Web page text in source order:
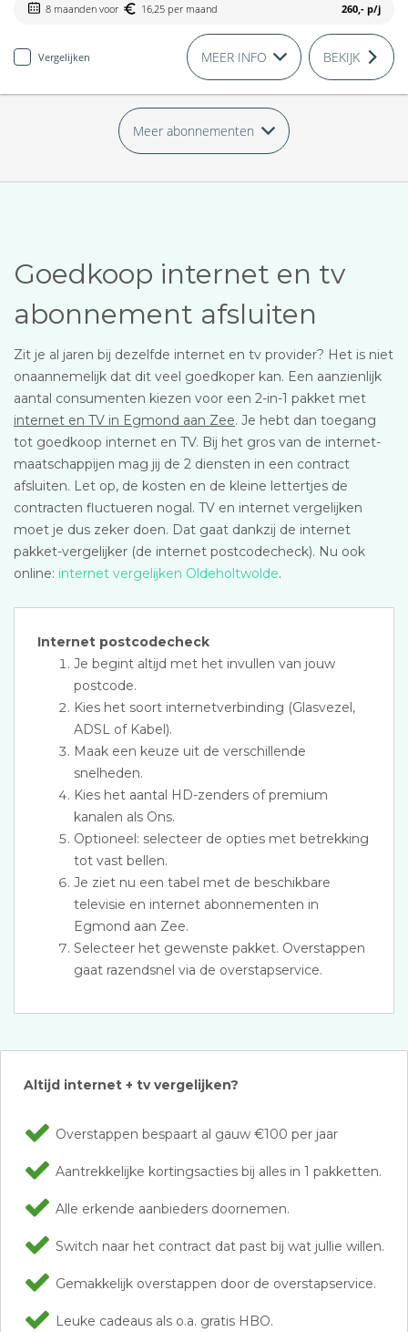
8 maanden voor 16,25 per maand 260,- p/j
Vergelijken MEER INFO BEKIJK
Meer abonnementen
Goedkoop internet en tv
abonnement afsluiten
Zit je al jaren bij dezelfde internet en tv provider? Het is niet
onaannemelijk dat dit veel goedkoper kan. Een aanzienlijk
aantal consumenten kiezen voor een 2-in-1 pakket met
internet en TV in Egmond aan Zee. Je hebt dan toegang
tot goedkoop internet en TV. Bij het gros van de internet-
maatschappijen mag jij de 2 diensten in een contract
afsluiten. Let op, de kosten en de kleine lettertjes de
contracten fluctueren nogal. TV en internet vergelijken
moet je dus zeker doen. Dat gaat dankzij de internet
pakket-vergelijker (de internet postcodecheck). Nu ook
online: internet vergelijken Oldeholtwolde.
Internet postcodecheck
Je begint altijd met het invullen van jouw
postcode.
Kies het soort internetverbinding (Glasvezel,
ADSL of Kabel).
Maak een keuze uit de verschillende
snelheden.
Kies het aantal HD-zenders of premium
kanalen als Ons.
Optioneel: selecteer de opties met betrekking
tot vast bellen.
Je ziet nu een tabel met de beschikbare
televisie en internet abonnementen in
Egmond aan Zee.
Selecteer het gewenste pakket. Overstappen
gaat razendsnel via de overstapservice.
Altijd internet + tv vergelijken?
Overstappen bespaart al gauw €100 per jaar
Aantrekkelijke kortingsacties bij alles in 1 pakketten.
Alle erkende aanbieders doornemen.
Switch naar het contract dat past bij wat jullie willen.
Gemakkelijk overstappen door de overstapservice.
Leuke cadeaus als o.a. gratis HBO.